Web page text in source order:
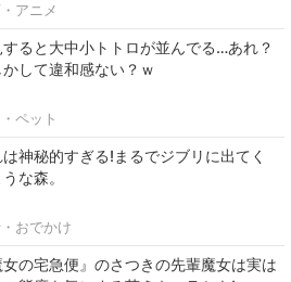
アニメ
ると大中小トトロが並んでる…あれ？
かして違和感ない？ｗ
ペット
は神秘的すぎる!まるでジブリに出てく
な森。
おでかけ
女の宅急便』のさつきの先輩魔女は実は